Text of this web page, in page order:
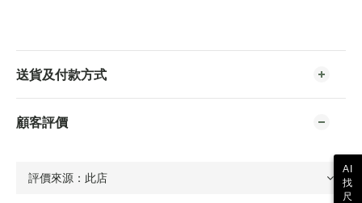
送貨及付款方式
顧客評價
AI
找
尺